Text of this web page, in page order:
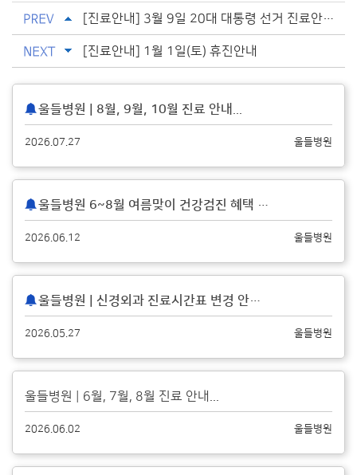
[진료안내] 3월 9일 20대 대통령 선거 진료안내...
[진료안내] 1월 1일(토) 휴진안내
울들병원 | 8월, 9월, 10월 진료 안내
울들병원
2026.07.27
울들병원 6~8월 여름맞이 건강검진 혜택 안내
울들병원
2026.06.12
울들병원 | 신경외과 진료시간표 변경 안내
울들병원
2026.05.27
울들병원 | 6월, 7월, 8월 진료 안내...
울들병원
2026.06.02